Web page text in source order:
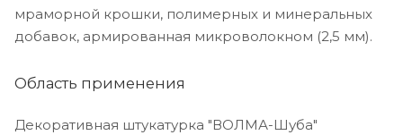
мраморной крошки, полимерных и минеральных
добавок, армированная микроволокном (2,5 мм).
Область применения
Декоративная штукатурка "ВОЛМА-Шуба"